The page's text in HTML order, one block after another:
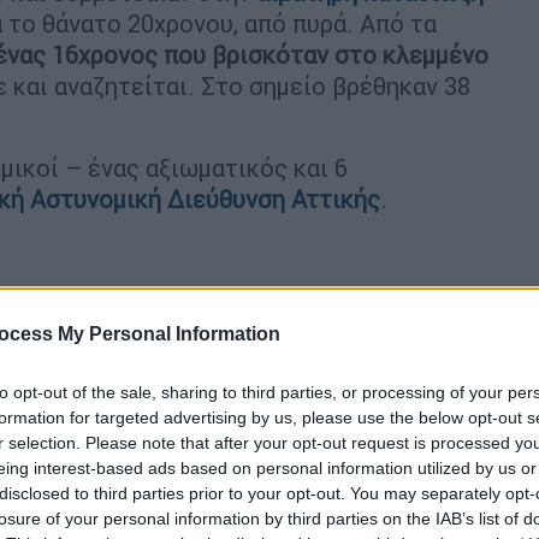
My Personal Information
opt-out of the sale, sharing to third parties, or processing of your
for targeted advertising by us, please use the below opt-out
selection. Please note that after your opt-out request is processed
interest-based ads based on personal information utilized by us
to third parties prior to your opt-out. You may separately
of your personal information by third parties on the IAB’s list of
θάνατο 20χρονου, από πυρά. Από τα
16χρονος που βρισκόταν στο κλεμμένο
αναζητείται. Στο σημείο βρέθηκαν 38
– ένας αξιωματικός και 6
Αστυνομική Διεύθυνση Αττικής.
που κινείτο στην
ύποπτοαπό τουςαστυνομικούς
ενημέρωσαν το Κέντρο και η ομάδα ΔΙΑΣ
, όπου και άρχισε η καταδίωξη.